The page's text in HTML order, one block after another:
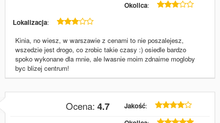
Okolica:
Lokalizacja:
Kinia, no wiesz, w warszawie z cenami to nie poszalejesz,
wszedzie jest drogo, co zrobic takie czasy :) osiedle bardzo
spoko wykonane dla mnie, ale lwasnie moim zdnaime mogloby
byc blizej centrum!
Ocena: 4.7 Jakość: